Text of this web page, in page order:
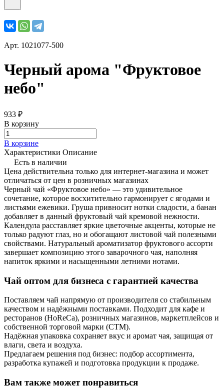
Арт. 1021077-500
Черный арома "Фруктовое
небо"
933 ₽
В корзину
В корзине
Характеристики Описание
Есть в наличии
Цена действительна только для интернет-магазина и может
отличаться от цен в розничных магазинах
Черный чай «Фруктовое небо» — это удивительное
сочетание, которое восхитительно гармонирует с ягодами и
листьями ежевики. Груша привносит нотки сладости, а банан
добавляет в данный фруктовый чай кремовой нежности.
Календула расставляет яркие цветочные акценты, которые не
только радуют глаз, но и обогащают листовой чай полезными
свойствами. Натуральный ароматизатор фруктового ассорти
завершает композицию этого заварочного чая, наполняя
напиток яркими и насыщенными летними нотами.
Чай оптом для бизнеса с гарантией качества
Поставляем чай напрямую от производителя со стабильным
качеством и надёжными поставками. Подходит для кафе и
ресторанов (HoReCa), розничных магазинов, маркетплейсов и
собственной торговой марки (СТМ).
Надёжная упаковка сохраняет вкус и аромат чая, защищая от
влаги, света и воздуха.
Предлагаем решения под бизнес: подбор ассортимента,
разработка купажей и подготовка продукции к продаже.
Вам также может понравиться